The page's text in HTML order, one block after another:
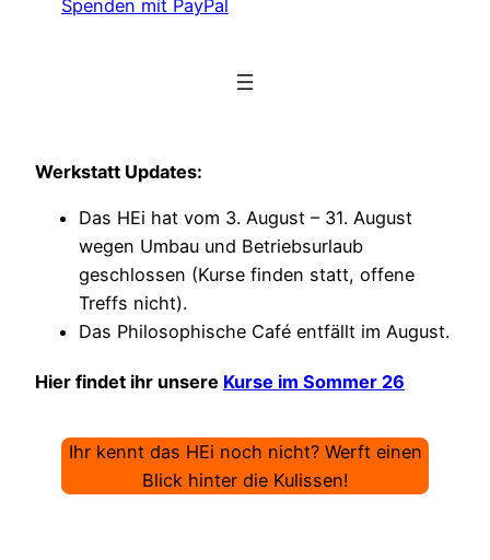
Spenden mit PayPal
Werkstatt Updates:
Das HEi hat vom 3. August – 31. August
wegen Umbau und Betriebsurlaub
geschlossen (Kurse finden statt, offene
Treffs nicht).
Das Philosophische Café entfällt im August.
Hier findet ihr unsere Kurse im Sommer 26
Ihr kennt das HEi noch nicht? Werft einen
Blick hinter die Kulissen!